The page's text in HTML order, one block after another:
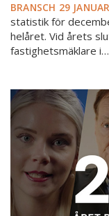
BRANSCH 29
statistik för
helåret. Vid årets
fastighetsmäklare i…
2025